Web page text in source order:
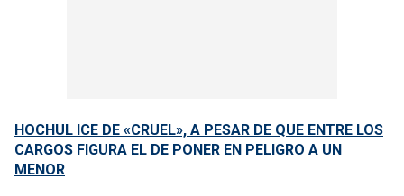
HOCHUL ICE DE «CRUEL», A PESAR DE QUE ENTRE LOS
CARGOS FIGURA EL DE PONER EN PELIGRO A UN
MENOR